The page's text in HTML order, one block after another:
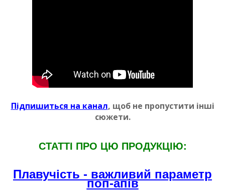
Пiдпишиться на канал, щоб не пропустити iншi
сюжети.
СТАТТI ПРО ЦЮ ПРОДУКЦIЮ:
Плавучiсть - важливий параметр
поп-апiв